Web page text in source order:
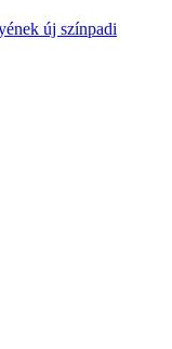
új színpadi